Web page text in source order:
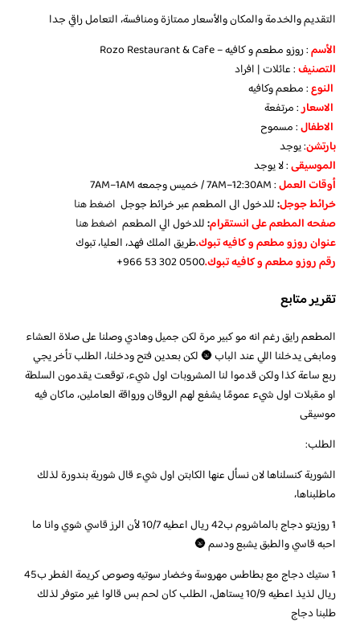
التقديم والخدمة والمكان والأسعار ممتازة ومنافسة، التعامل راقي جدا
الأسم: روزو مطعم و كافيه – Rozo Restaurant & Cafe
التصنيف: عائلات | افراد
النوع: مطعم وكافيه
الاسعار: مرتفعة
الاطفال: مسموح
بارتشن: يوجد
الموسيقى: لا يوجد
أوقات العمل: 7AM–12:30AM / خميس وجمعه 7AM–1AM
خرائط جوجل:للدخول الى المطعم عبر خرائط جوجل اضغط هنا
صفحه المطعم على انستقرام:للدخول الي المطعم اضغط هنا
عنوان روزو مطعم و كافيه تبوك.طريق الملك فهد، العليا، تبوك
رقم روزو مطعم و كافيه تبوك.
تقرير متابع
المطعم رايق رغم انه مو كبير مرة لكن جميل وهادي وصلنا على صلاة العشاء
ومابغى يدخلنا اللي عند الباب 🌚 لكن بعدين فتح ودخلنا، الطلب تأخر يجي
ربع ساعة كذا ولكن قدموا لنا المشروبات اول شيء، توقعت يقدمون السلطة
او مقبلات اول شيء عمومًا يشفع لهم الروقان ورواقة العاملين، ماكان فيه
موسيقى
الطلب:
الشوربة كنسلناها لان نسأل عنها الكابتن اول شيء قال شوربة بندورة لذلك
ماطلبناها،
1 روزيتو دجاج بالماشروم ب42 ريال اعطيه 10/7 لأن الرز قاسي شوي وانا ما
احبه قاسي والطبق يشبع ودسم 🌚
1 ستيك دجاج مع بطاطس مهروسة وخضار سوتيه وصوص كريمة الفطر ب45
ريال لذيذ اعطيه 10/9 يستاهل، الطلب كان لحم بس قالوا غير متوفر لذلك
طلبنا دجاج